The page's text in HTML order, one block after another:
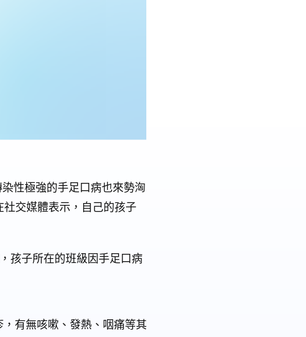
性極強的手足口病也來勢洶
交媒體表示，自己的孩子
孩子所在的班級因手足口病
有無咳嗽、發熱、咽痛等其